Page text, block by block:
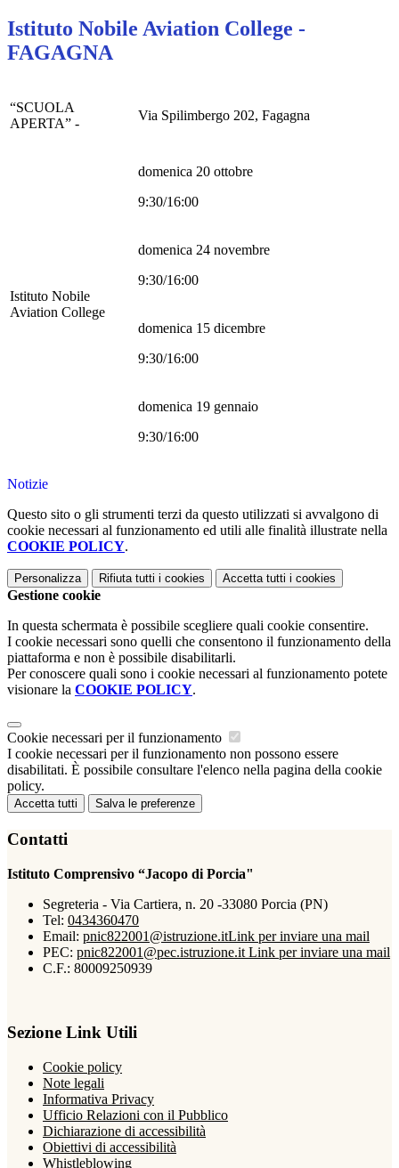
Istituto Nobile Aviation College -
FAGAGNA
“SCUOLA
APERTA” -
Via Spilimbergo 202, Fagagna
Istituto Nobile
Aviation College
domenica 20 ottobre
9:30/16:00
domenica 24 novembre
9:30/16:00
domenica 15 dicembre
9:30/16:00
domenica 19 gennaio
9:30/16:00
Notizie
Questo sito o gli strumenti terzi da questo utilizzati si avvalgono di
cookie necessari al funzionamento ed utili alle finalità illustrate nella
COOKIE POLICY.
Personalizza Rifiuta tutti i cookies Accetta tutti i cookies
Gestione cookie
In questa schermata è possibile scegliere quali cookie consentire.
I cookie necessari sono quelli che consentono il funzionamento della
piattaforma e non è possibile disabilitarli.
Per conoscere quali sono i cookie necessari al funzionamento potete
visionare la COOKIE POLICY.
Cookie necessari per il funzionamento
I cookie necessari per il funzionamento non possono essere
disabilitati. È possibile consultare l'elenco nella pagina della cookie
policy.
Accetta tutti Salva le preferenze
Contatti
Istituto Comprensivo “Jacopo di Porcia"
Segreteria - Via Cartiera, n. 20 -33080 Porcia (PN)
Tel: 0434360470
Email: pnic822001@istruzione.itLink per inviare una mail
PEC: pnic822001@pec.istruzione.it Link per inviare una mail
C.F.: 80009250939
Sezione Link Utili
Cookie policy
Note legali
Informativa Privacy
Ufficio Relazioni con il Pubblico
Dichiarazione di accessibilità
Obiettivi di accessibilità
Whistleblowing